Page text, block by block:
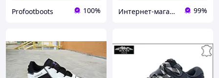
Profootboots 100% Интернет-магазин обуви "shoescomfort" 99%